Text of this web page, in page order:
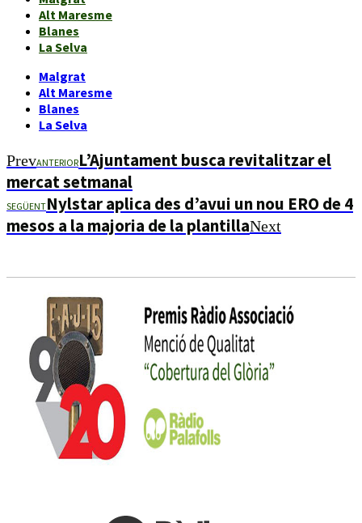
Alt Maresme
Blanes
La Selva
Malgrat
Alt Maresme
Blanes
La Selva
PrevANTERIORL’Ajuntament busca revitalitzar el
mercat setmanal
SEGÜENTNylstar aplica des d’avui un nou ERO de 4
mesos a la majoria de la plantillaNext